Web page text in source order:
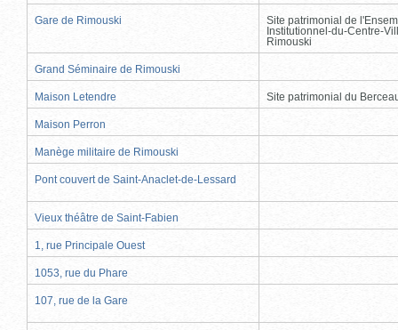
Gare de Rimouski
Site patrimonial de
Institutionnel-du-Centre-
Rimouski
Grand Séminaire de Rimouski
Maison Letendre Site patrimonial du
Maison Perron
Manège militaire de Rimouski
Pont couvert de Saint-Anaclet-de-Lessard
Vieux théâtre de Saint-Fabien
1, rue Principale Ouest
1053, rue du Phare
107, rue de la Gare